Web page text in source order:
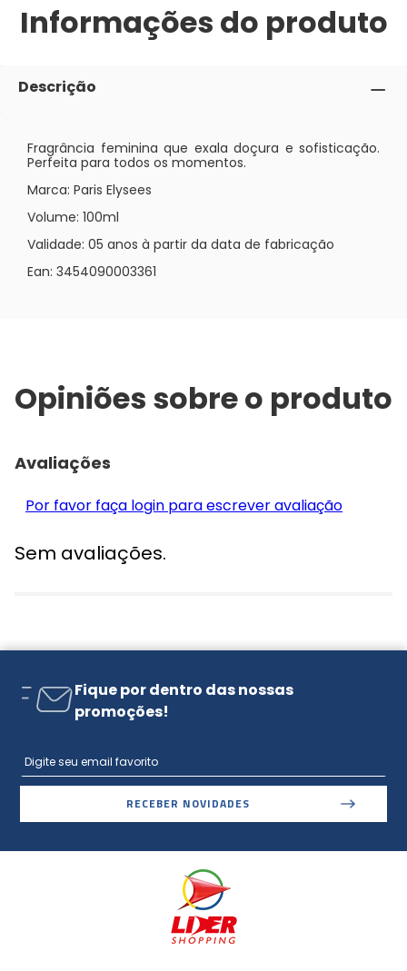
Informações do produto
Descrição
Fragrância feminina que exala doçura e sofisticação.
Perfeita para todos os momentos.
Marca: Paris Elysees
Volume: 100ml
Validade: 05 anos à partir da data de fabricação
Ean: 3454090003361
Opiniões sobre o produto
Avaliações
Por favor faça login para escrever avaliação
Sem avaliações.
Fique por dentro das nossas
promoções!
RECEBER NOVIDADES